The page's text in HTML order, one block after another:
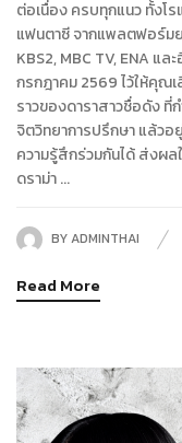
ต่อเนื่อง ครบทุกแนว ทั้งโ
แฟนตาซี จากแพลตฟอร์ม
KBS2, MBC TV, ENA แล
กรกฎาคม 2569 ไว้ให้คุณเ
ราวของดาราสาวชื่อดัง ที่
จิตวิทยาการปรึกษา แล้ว
ความรู้สึกร่วมกันได้ ส่งผล
ดราม่า ...
BYADMINTHAI
Read More